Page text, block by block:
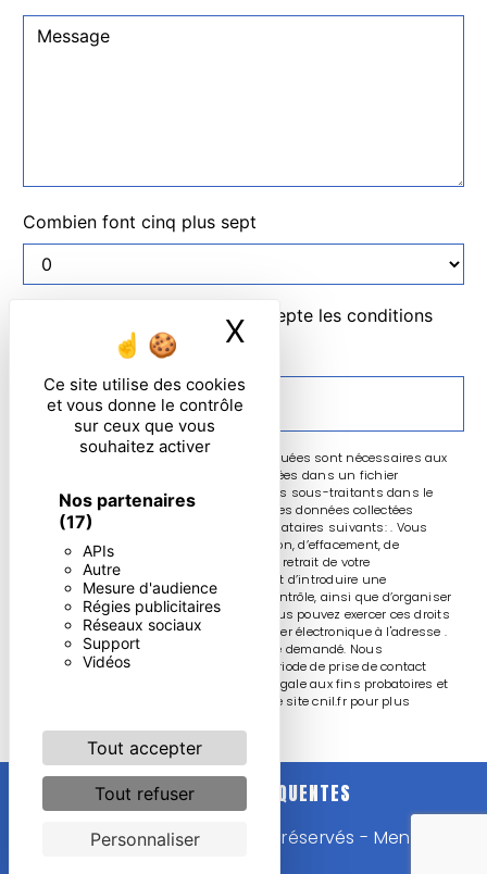
Ce site utilise des cookies
et vous donne le contrôle
sur ceux que vous
souhaitez activer
Nos partenaires
(17)
APIs
Autre
Mesure d'audience
Régies publicitaires
Réseaux sociaux
Support
Vidéos
Tout accepter
Tout refuser
Personnaliser
X Masquer le
Combien font cinq plus sept
En cochant cette case, j'accepte les conditions
particulières ci-dessous **
ENVOYER
** Les données personnelles communiquées sont nécessaires aux
fins de vous contacter et sont enregistrées dans un fichier
informatisé. Elles sont destinées à et ses sous-traitants dans le
seul but de répondre à votre message. Les données collectées
seront communiquées aux seuls destinataires suivants: . Vous
disposez de droits d’accès, de rectification, d’effacement, de
portabilité, de limitation, d’opposition, de retrait de votre
consentement à tout moment et du droit d’introduire une
réclamation auprès d’une autorité de contrôle, ainsi que d’organiser
le sort de vos données post-mortem. Vous pouvez exercer ces droits
par voie postale à l'adresse ou par courrier électronique à l'adresse .
Un justificatif d'identité pourra vous être demandé. Nous
conservons vos données pendant la période de prise de contact
puis pendant la durée de prescription légale aux fins probatoires et
de gestion des contentieux. Consultez le site cnil.fr pour plus
RECHERCHES FRÉQUENTES
Vistalid- 2026 - Tous droits réservés - Mentions